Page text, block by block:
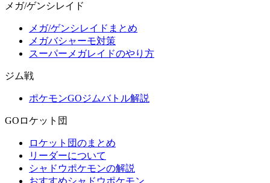
メガ/ゲンシレイド
メガ/ゲンシレイドまとめ
メガバシャーモ対策
スーパーメガレイドのやり方
ジム戦
ポケモンGOジムバトル解説
GOロケット団
ロケット団のまとめ
リーダーについて
シャドウポケモンの解説
おすすめシャドウポケモン